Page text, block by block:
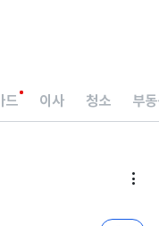
드 이사 청소 부
